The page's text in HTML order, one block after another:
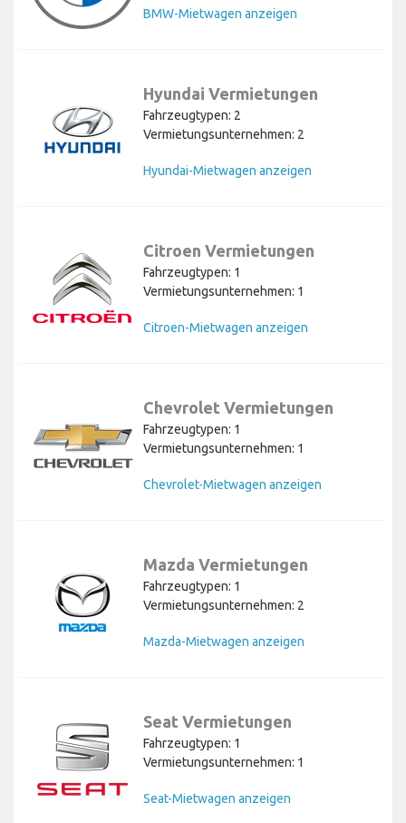
BMW-Mietwagen anzeigen
Hyundai Vermietungen
Fahrzeugtypen: 2
Vermietungsunternehmen: 2
Hyundai-Mietwagen anzeigen
Citroen Vermietungen
Fahrzeugtypen: 1
Vermietungsunternehmen: 1
Citroen-Mietwagen anzeigen
Chevrolet Vermietungen
Fahrzeugtypen: 1
Vermietungsunternehmen: 1
Chevrolet-Mietwagen anzeigen
Mazda Vermietungen
Fahrzeugtypen: 1
Vermietungsunternehmen: 2
Mazda-Mietwagen anzeigen
Seat Vermietungen
Fahrzeugtypen: 1
Vermietungsunternehmen: 1
Seat-Mietwagen anzeigen